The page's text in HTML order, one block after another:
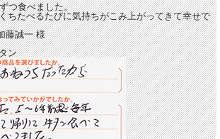
つ食べました。
ちたべるたびに気持ちがこみ上がってきて幸せで
藤誠一 様
ン